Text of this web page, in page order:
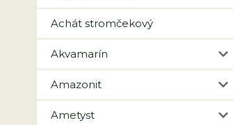
Achát stromčekový
Akvamarín
Amazonit
Ametyst